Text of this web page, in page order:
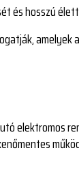
és hosszú
amelyek
elektromos